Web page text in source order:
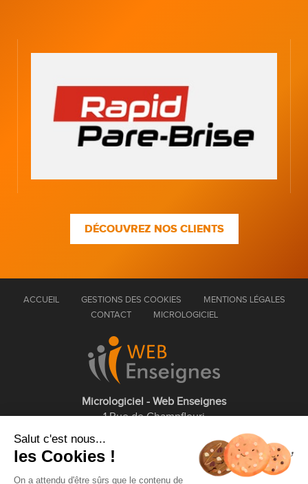
DÉCOUVREZ NOS CLIENTS
ACCUEIL GESTIONS DES COOKIES
MENTIONS LÉGALES
CONTACT
MICROLOGICIEL
Micrologiciel - Web Enseignes
1 Rue de Champfleuri
01 75 43 63 60
Salut c'est nous...
les Cookies !
On a attendu d'être sûrs que le contenu de